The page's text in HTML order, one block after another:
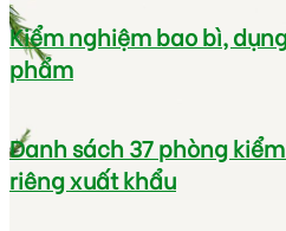
Kiểm nghiệm bao bì,
phẩm
Danh sách 37 phòng
riêng xuất khẩu